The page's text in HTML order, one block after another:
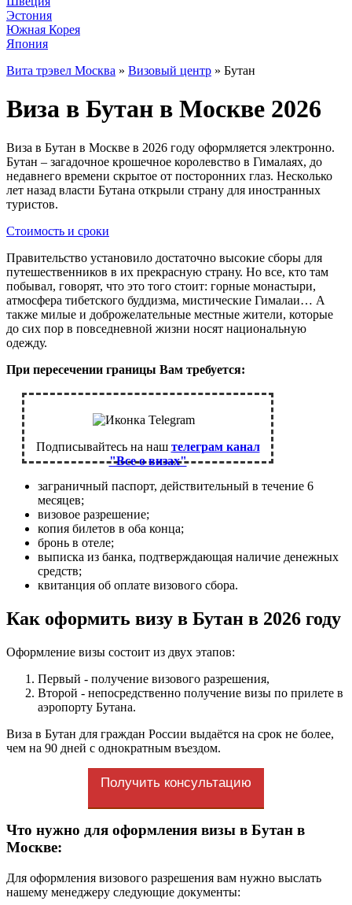
Эстония
Южная Корея
Япония
Вита трэвел Москва » Визовый центр » Бутан
Виза в Бутан в Москве 2026
Виза в Бутан в Москве в 2026 году оформляется электронно.
Бутан – загадочное крошечное королевство в Гималаях, до
недавнего времени скрытое от посторонних глаз. Несколько
лет назад власти Бутана открыли страну для иностранных
туристов.
Стоимость и сроки
Правительство установило достаточно высокие сборы для
путешественников в их прекрасную страну. Но все, кто там
побывал, говорят, что это того стоит: горные монастыри,
атмосфера тибетского буддизма, мистические Гималаи… А
также милые и доброжелательные местные жители, которые
до сих пор в повседневной жизни носят национальную
одежду.
При пересечении границы Вам требуется:
Подписывайтесь на наш телеграм канал
"Все о визах"
заграничный паспорт, действительный в течение 6
месяцев;
визовое разрешение;
копия билетов в оба конца;
бронь в отеле;
выписка из банка, подтверждающая наличие денежных
средств;
квитанция об оплате визового сбора.
Как оформить визу в Бутан в 2026 году
Оформление визы состоит из двух этапов:
Первый - получение визового разрешения,
Второй - непосредственно получение визы по прилете в
аэропорту Бутана.
Виза в Бутан для граждан России выдаётся на срок не более,
чем на 90 дней с однократным въездом.
Получить консультацию
Что нужно для оформления визы в Бутан в
Москве:
Для оформления визового разрешения вам нужно выслать
нашему менеджеру следующие документы: